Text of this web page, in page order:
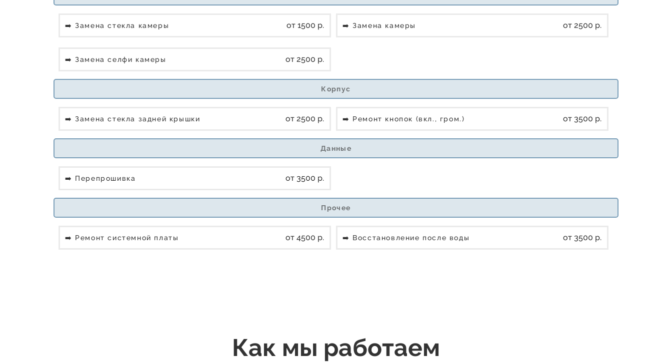
➡️ Замена стекла камеры от 1500 р. ➡️ Замена камеры от 2500 р.
➡️ Замена селфи камеры от 2500 р.
Корпус
➡️ Замена стекла задней крышки от 2500 р. ➡️ Ремонт кнопок (вкл., гром.) от 3500 р.
Данные
➡️ Перепрошивка от 3500 р.
Прочее
➡️ Ремонт системной платы от 4500 р. ➡️ Восстановление после воды от 3500 р.
Как мы работаем